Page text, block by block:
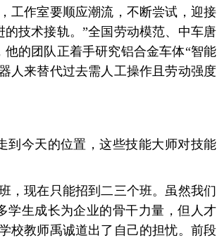
工作室要顺应潮流，不断尝试，迎接
技术接轨。”全国劳动模范、中车唐
的团队正着手研究铝合金车体“智能
人来替代过去需人工操作且劳动强度
今天的位置，这些技能大师对技能
现在只能招到二三个班。虽然我们
学生成长为企业的骨干力量，但人才
校教师禹诚道出了自己的担忧。前段